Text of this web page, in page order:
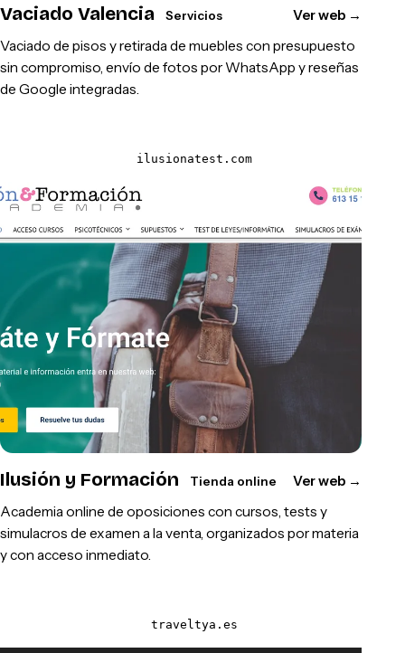
Vaciado Valencia Servicios Ver web →
Vaciado de pisos y retirada de muebles con presupuesto
sin compromiso, envío de fotos por WhatsApp y reseñas
de Google integradas.
ilusionatest.com
Ilusión y Formación Tienda online Ver web →
Academia online de oposiciones con cursos, tests y
simulacros de examen a la venta, organizados por materia
y con acceso inmediato.
traveltya.es